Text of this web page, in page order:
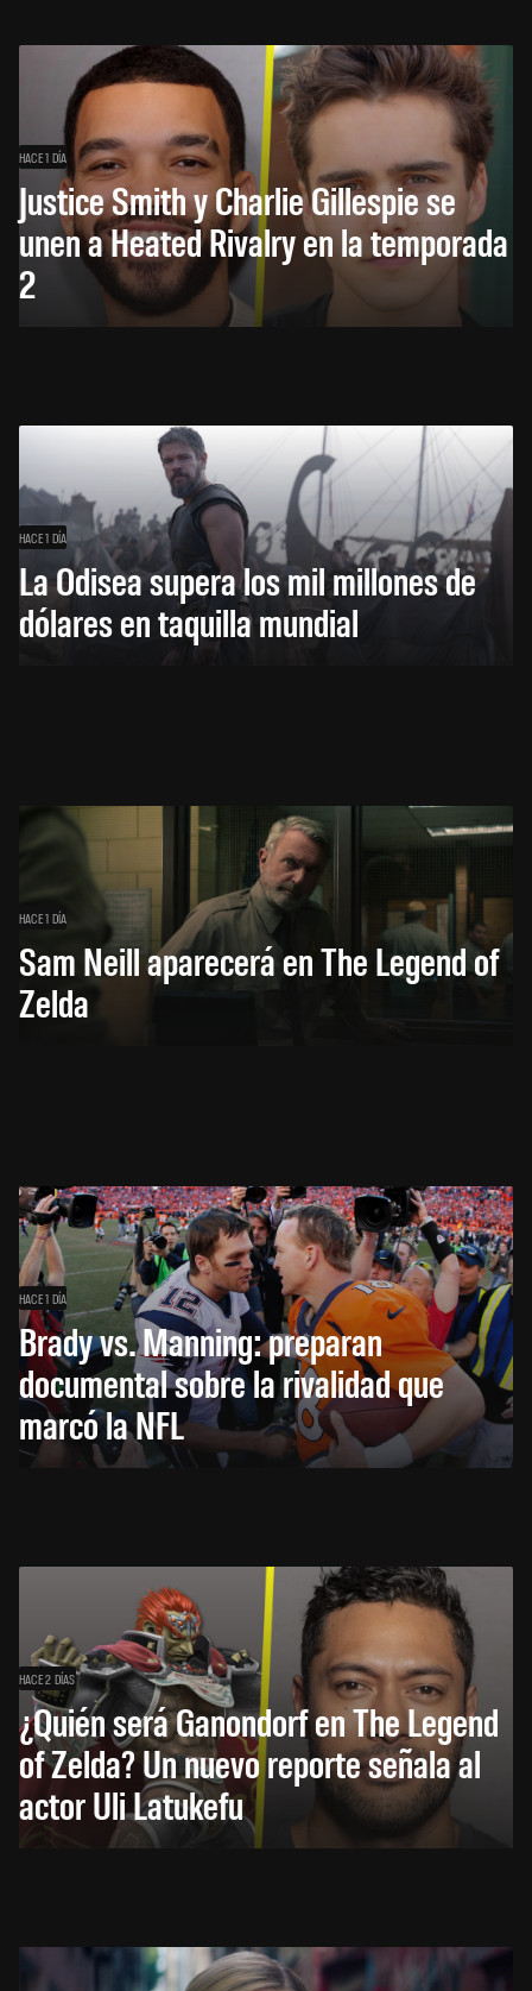
HACE 1 DÍA
Justice Smith y Charlie Gillespie se
unen a Heated Rivalry en la temporada
2
HACE 1 DÍA
La Odisea supera los mil millones de
dólares en taquilla mundial
HACE 1 DÍA
Sam Neill aparecerá en The Legend of
Zelda
HACE 1 DÍA
Brady vs. Manning: preparan
documental sobre la rivalidad que
marcó la NFL
HACE 2 DÍAS
¿Quién será Ganondorf en The Legend
of Zelda? Un nuevo reporte señala al
actor Uli Latukefu